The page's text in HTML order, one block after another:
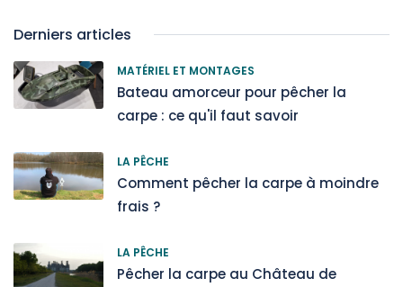
Derniers articles
MATÉRIEL ET MONTAGES
Bateau amorceur pour pêcher la
carpe : ce qu'il faut savoir
LA PÊCHE
Comment pêcher la carpe à moindre
frais ?
LA PÊCHE
Pêcher la carpe au Château de